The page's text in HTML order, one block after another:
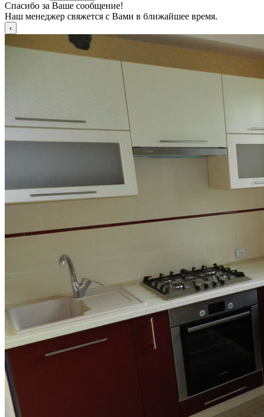
Спасибо за Ваше сообщение!
Наш менеджер свяжется с Вами в ближайшее время.